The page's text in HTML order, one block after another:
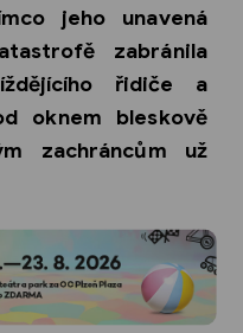
jeho unavená
zabránila
řidiče a
oknem bleskově
zachráncům už